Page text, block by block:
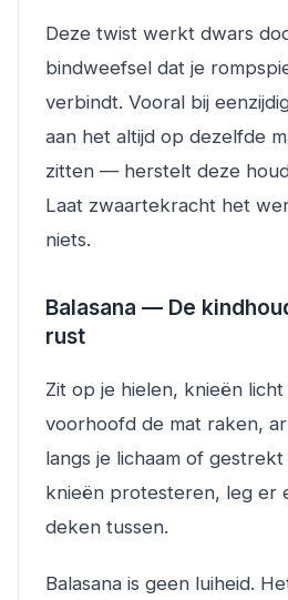
Deze twist werkt dwars
bindweefsel dat je
verbindt. Vooral bij
aan het altijd op dezelfde
zitten — herstelt deze
Laat zwaartekracht het
niets.
Balasana — De
rust
Zit op je hielen, knieën
voorhoofd de mat raken,
langs je lichaam of
knieën protesteren, leg er
deken tussen.
Balasana is geen luiheid.